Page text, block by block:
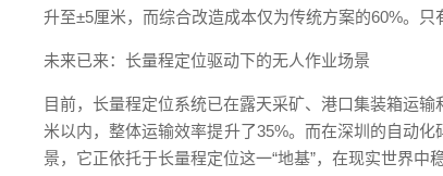
升至±5厘米，而综合改造成本仅为传统方案的60%。
未来已来：长量程定位驱动下的无人作业场景
目前，长量程定位系统已在露天采矿、港口集装箱运
米以内，整体运输效率提升了35%。而在深圳的自动
景，它正依托于长量程定位这一“地基”，在现实世界